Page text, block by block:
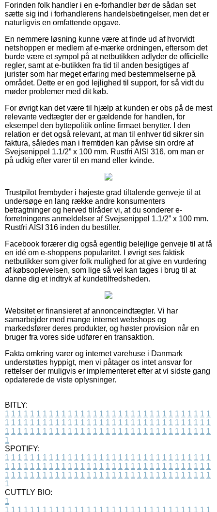
Forinden folk handler i en e-forhandler bør de sådan set
sætte sig ind i forhandlerens handelsbetingelser, men det er
naturligvis en omfattende opgave.
En nemmere løsning kunne være at finde ud af hvorvidt
netshoppen er medlem af e-mærke ordningen, eftersom det
burde være et sympol på at netbutikken adlyder de officielle
regler, samt at e-butikken fra tid til anden besigtiges af
jurister som har meget erfaring med bestemmelserne på
området. Dette er en god lejlighed til support, for så vidt du
møder problemer med dit køb.
For øvrigt kan det være til hjælp at kunden er obs på de mest
relevante vedtægter der er gældende for handlen, for
eksempel den byttepolitik online firmaet benytter. I den
relation er det også relevant, at man til enhver tid sikrer sin
faktura, således man i fremtiden kan påvise sin ordre af
Svejsenippel 1.1/2” x 100 mm. Rustfri AISI 316, om man er
på udkig efter varer til en mand eller kvinde.
Trustpilot frembyder i højeste grad tiltalende genveje til at
undersøge en lang række andre konsumenters
betragtninger og herved tilråder vi, at du sonderer e-
forretningens anmeldelser af Svejsenippel 1.1/2” x 100 mm.
Rustfri AISI 316 inden du bestiller.
Facebook forærer dig også egentlig belejlige genveje til at få
en idé om e-shoppens popularitet. I øvrigt ses faktisk
netbutikker som giver folk mulighed for at give en vurdering
af købsoplevelsen, som lige så vel kan tages i brug til at
danne dig et indtryk af kundetilfredsheden.
Websitet er finansieret af annonceindtægter. Vi har
samarbejder med mange internet webshops og
markedsfører deres produkter, og høster provision når en
bruger fra vores side udfører en transaktion.
Fakta omkring varer og internet varehuse i Danmark
understøttes hyppigt, men vi påtager os intet ansvar for
rettelser der muligvis er implementeret efter at vi sidste gang
opdaterede de viste oplysninger.
BITLY:
1 1 1 1 1 1 1 1 1 1 1 1 1 1 1 1 1 1 1 1 1 1 1 1 1 1 1 1 1 1 1 1 1
1 1 1 1 1 1 1 1 1 1 1 1 1 1 1 1 1 1 1 1 1 1 1 1 1 1 1 1 1 1 1 1 1
1 1 1 1 1 1 1 1 1 1 1 1 1 1 1 1 1 1 1 1 1 1 1 1 1 1 1 1 1 1 1 1 1
1
SPOTIFY:
1 1 1 1 1 1 1 1 1 1 1 1 1 1 1 1 1 1 1 1 1 1 1 1 1 1 1 1 1 1 1 1 1
1 1 1 1 1 1 1 1 1 1 1 1 1 1 1 1 1 1 1 1 1 1 1 1 1 1 1 1 1 1 1 1 1
1 1 1 1 1 1 1 1 1 1 1 1 1 1 1 1 1 1 1 1 1 1 1 1 1 1 1 1 1 1 1 1 1
1
CUTTLY BIO:
1
1 1 1 1 1 1 1 1 1 1 1 1 1 1 1 1 1 1 1 1 1 1 1 1 1 1 1 1 1 1 1 1 1